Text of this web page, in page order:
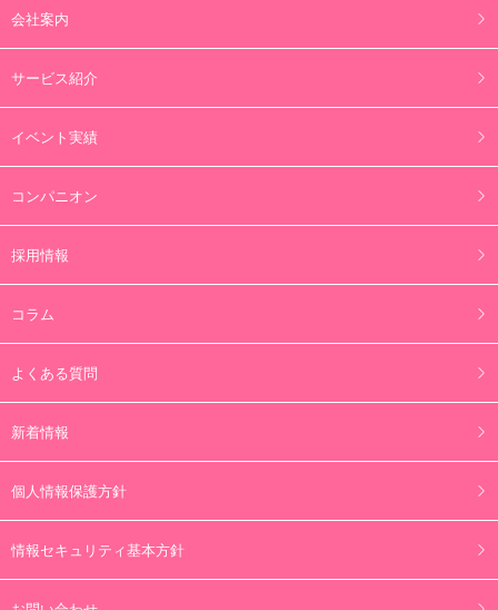
会社案内
サービス紹介
イベント実績
コンパニオン
採用情報
コラム
よくある質問
新着情報
個人情報保護方針
情報セキュリティ基本方針